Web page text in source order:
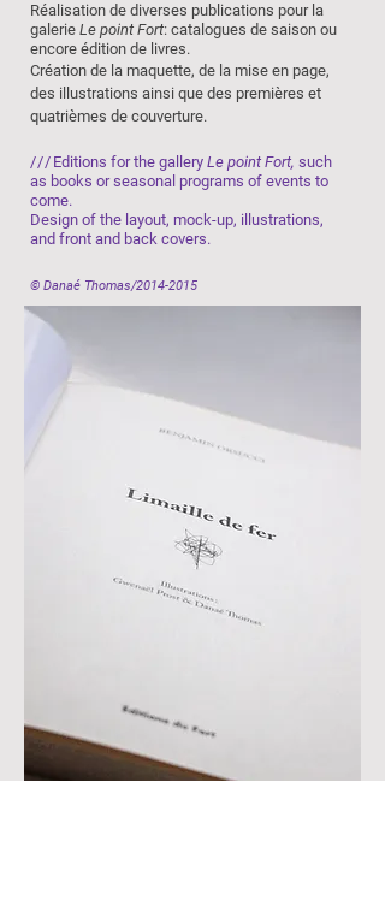
Réalisation de diverses publications pour la
galerie Le point Fort: catalogues de saison ou
encore édition de livres.
Création de la maquette, de la mise en page,
des illustrations ainsi que des premières et
quatrièmes de couverture.
/// Editions for the gallery Le point Fort, such
as books or seasonal programs of events to
come.
Design of the layout, mock-up, illustrations,
and front and back covers.
© Danaé Thomas/2014-2015